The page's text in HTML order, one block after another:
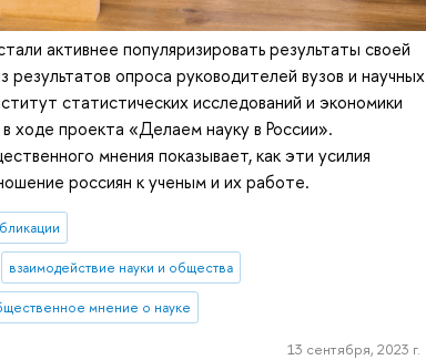
активнее популяризировать результаты своей
результатов опроса руководителей вузов и научных
статистических исследований и экономики
ходе проекта «Делаем науку в России».
мнения показывает, как эти усилия
россиян к ученым и их работе.
взаимодействие науки и общества
мнение о науке
13 сентября, 2023 г.